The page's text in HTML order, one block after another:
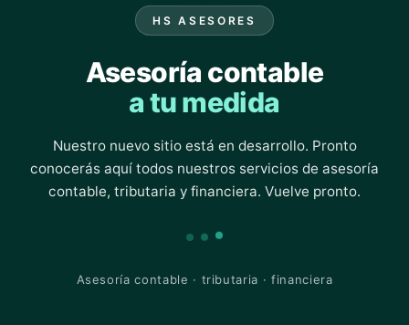
HS ASESORES
Asesoría contable
a tu medida
Nuestro nuevo sitio está en desarrollo. Pronto
conocerás aquí todos nuestros servicios de asesoría
contable, tributaria y financiera. Vuelve pronto.
Asesoría contable · tributaria · financiera